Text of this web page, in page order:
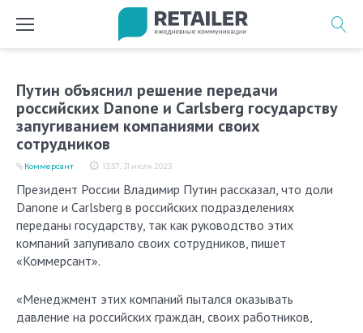
Путин объяснил решение передачи
российских Danone и Carlsberg государству
запугиванием компаниями своих
сотрудников
13:57, 31 июля 2023
Коммерсант
Президент России Владимир Путин рассказал, что доли
Danone и Carlsberg в российских подразделениях
переданы государству, так как руководство этих
компаний запугивало своих сотрудников, пишет
«Коммерсант».
«Менеджмент этих компаний пытался оказывать
давление на российских граждан, своих работников,